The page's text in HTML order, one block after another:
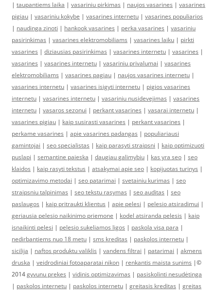
| taupantiems laika | vasariniu pirkimas | naujos vasarines | vasarines
pigiau | vasariniu kokybe | vasarines internetu | vasarines populiarios
| naudinga zinoti | hankook vasarines | perka vasarines | vasariniu
pasirinkimas | vasarines elektromobiliams | vasarines laiku | pirkti
vasarines | diziausias pasirinkimas | vasarines internetu | vasarines |
vasarines | vasarines internetu | vasariniu privalumai | vasarines
elektromobiliams | vasarines pagiau | naujos vasarines internetu |
vasarines internetu | vasarines isigyti internetu | pigios vasarines
internetu | vasarines internetu | vasariniu nusidevejimas | vasarines
internetu | vasaros sezonui | perkant vasarines | vasarai internetu |
vasarines pigiau | kaip susirasti vasarines | perkant vasarines |
perkame vasarines | apie vasarines padangas | populiariausi
gamintojai | seo specialistas | kaip parasyti straipsni | kaip optimizuoti
puslapi | semantine paieska | daugiau galimybiu | kas yra seo | seo
klaidos | kaip rasyti tekstus | atsakymai apie seo | kopijuotas turinys |
optimizavimo metodai | seo patarimai | svetainiu kurimas | seo
straipsniu talpinimas | seo tekstu rasymas | seo auditas | seo
paslaugos | kaip pritraukti klientus | apie pelesi | pelesio atsiradimui |
geriausia pelesio naikinimo priemone | kodel atsiranda pelesis | kaip
isnaikinti pelesi | pelesio sukeliamos ligos | paskola visa para |
nedirbantiems nuo 18 metu | sms kreditas | paskolos internetu |
sicilija | naftos produktu valiklis | vandens filtrai | patarimai | akmens
druska | veidrodiniai fotoaparatai nikon | renkantis maista sunims |©
2014gyvunu prekes | vidinis optimizavimas | pasiskolinti nesudėtinga
| paskolos internetu | paskolos internetu | greitasis kreditas | greitas